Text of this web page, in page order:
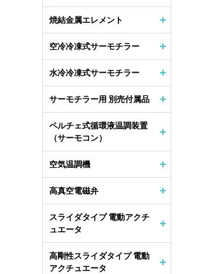
焼結金属エレメント
空冷冷凍式サーモチラー
水冷冷凍式サーモチラー
サーモチラー用 別売付属品
ペルチェ式循環液温調装置
（サーモコン）
空気温調機
高真空電磁弁
スライダタイプ 電動アクチ
ュエータ
高剛性スライダタイプ 電動
アクチュエータ